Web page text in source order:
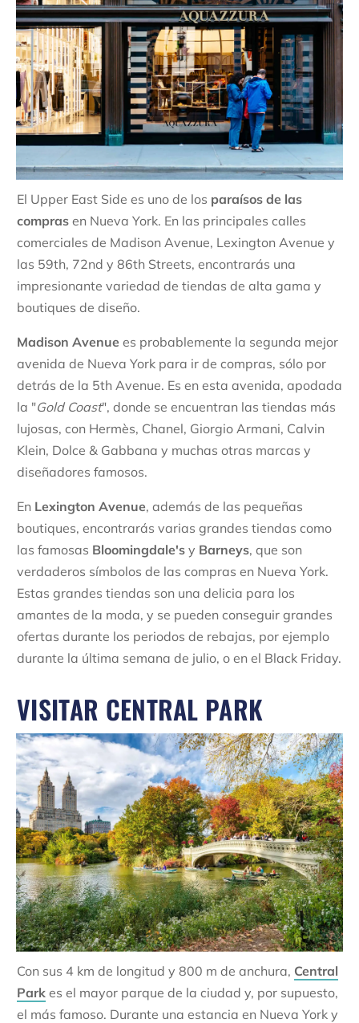
El Upper East Side es uno de los paraísos de las
compras en Nueva York. En las principales calles
comerciales de Madison Avenue, Lexington Avenue y
las 59th, 72nd y 86th Streets, encontrarás una
impresionante variedad de tiendas de alta gama y
boutiques de diseño.
Madison Avenue es probablemente la segunda mejor
avenida de Nueva York para ir de compras, sólo por
detrás de la 5th Avenue. Es en esta avenida, apodada
la "Gold Coast", donde se encuentran las tiendas más
lujosas, con Hermès, Chanel, Giorgio Armani, Calvin
Klein, Dolce & Gabbana y muchas otras marcas y
diseñadores famosos.
En Lexington Avenue, además de las pequeñas
boutiques, encontrarás varias grandes tiendas como
las famosas Bloomingdale's y Barneys, que son
verdaderos símbolos de las compras en Nueva York.
Estas grandes tiendas son una delicia para los
amantes de la moda, y se pueden conseguir grandes
ofertas durante los periodos de rebajas, por ejemplo
durante la última semana de julio, o en el Black Friday.
VISITAR CENTRAL PARK
Con sus 4 km de longitud y 800 m de anchura, Central
Park es el mayor parque de la ciudad y, por supuesto,
el más famoso. Durante una estancia en Nueva York y